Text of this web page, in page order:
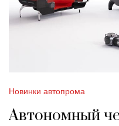
Новинки автопрома
Автономный